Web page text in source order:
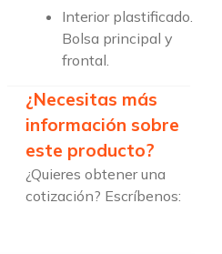
Interior plastificado.
Bolsa principal y
frontal.
¿Necesitas más
información sobre
este producto?
¿Quieres obtener una
cotización? Escríbenos: